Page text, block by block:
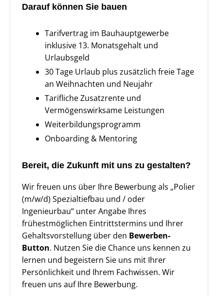
Darauf können Sie bauen
Tarifvertrag im Bauhauptgewerbe
inklusive 13. Monatsgehalt und
Urlaubsgeld
30 Tage Urlaub plus zusätzlich freie Tage
an Weihnachten und Neujahr
Tarifliche Zusatzrente und
Vermögenswirksame Leistungen
Weiterbildungsprogramm
Onboarding & Mentoring
Bereit, die Zukunft mit uns zu gestalten?
Wir freuen uns über Ihre Bewerbung als „Polier
(m/w/d) Spezialtiefbau und / oder
Ingenieurbau“ unter Angabe Ihres
frühestmöglichen Eintrittstermins und Ihrer
Gehaltsvorstellung über den Bewerben-
Button. Nutzen Sie die Chance uns kennen zu
lernen und begeistern Sie uns mit Ihrer
Persönlichkeit und Ihrem Fachwissen. Wir
freuen uns auf Ihre Bewerbung.